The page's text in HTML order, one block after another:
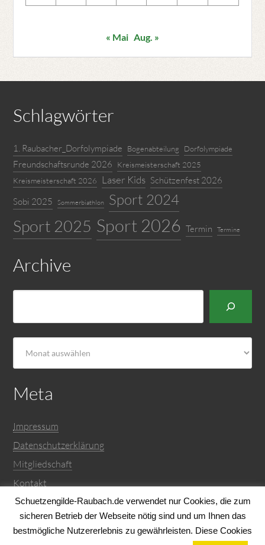
« Mai Aug. »
Schlagwörter
1. Raubacher_Dorfolympiade Bogenabteilung Dorfolympiade
Freundschaftsrunde 2026
Kreismeisterschaft 2025
Kreismeisterschaft 2026
Laser Kids Schützenfest 2026
Sobi 2025
Sommerbiathlon Sport 2024
Sport 2025 Sport 2026 Termin Termine
Archive
Meta
Impressum
Datenschutzerklärung
Mitgliedschaft
Kontakt
WordPress.org
Schuetzengilde-Raubach.de verwendet nur Cookies, die zum
sicheren Betrieb der Webseite nötig sind und um Ihnen das
bestmögliche Nutzererlebnis zu gewährleisten. Diese Cookies